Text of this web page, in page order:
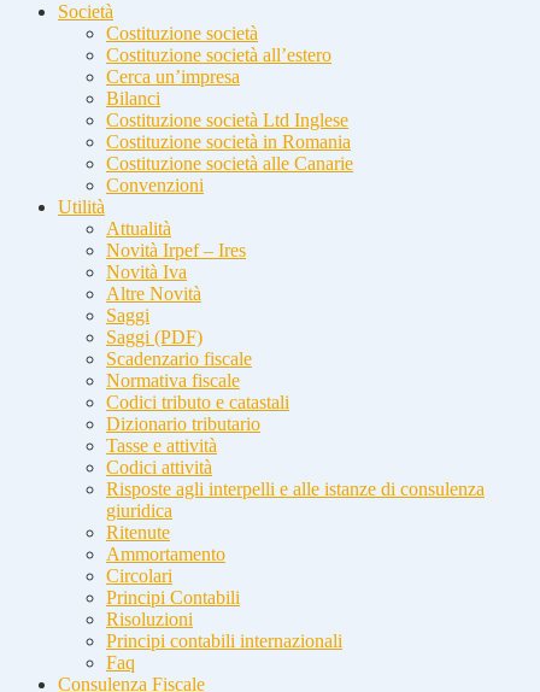
Società
Costituzione società
Costituzione società all’estero
Cerca un’impresa
Bilanci
Costituzione società Ltd Inglese
Costituzione società in Romania
Costituzione società alle Canarie
Convenzioni
Utilità
Attualità
Novità Irpef – Ires
Novità Iva
Altre Novità
Saggi
Saggi (PDF)
Scadenzario fiscale
Normativa fiscale
Codici tributo e catastali
Dizionario tributario
Tasse e attività
Codici attività
Risposte agli interpelli e alle istanze di consulenza
giuridica
Ritenute
Ammortamento
Circolari
Principi Contabili
Risoluzioni
Principi contabili internazionali
Faq
Consulenza Fiscale